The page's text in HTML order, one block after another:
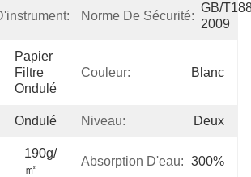
Classe
Norme De Sécurité:
GB/
2009
Papier
Filtre
Ondulé
Couleur: Blanc
Ondulé Niveau: Deux
190g/
㎡
Absorption D'eau: 300%